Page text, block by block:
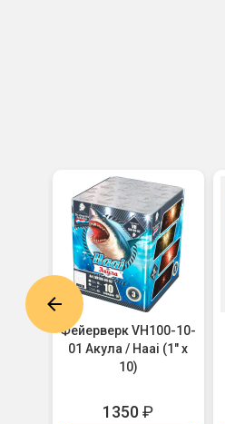
Фейерверк VH100-10-
01 Акула / Haai (1" х
10)
1350₽